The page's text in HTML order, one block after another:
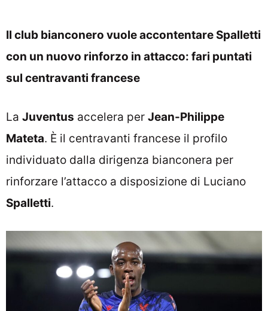
Il club bianconero vuole accontentare Spalletti
con un nuovo rinforzo in attacco: fari puntati
sul centravanti francese
La Juventus accelera per Jean-Philippe
Mateta. È il centravanti francese il profilo
individuato dalla dirigenza bianconera per
rinforzare l’attacco a disposizione di Luciano
Spalletti.